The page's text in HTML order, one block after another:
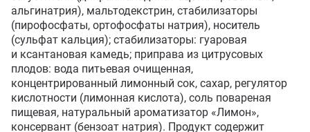
альгинатрия), мальтодекстрин, стабилизаторы
(пирофосфаты, ортофосфаты натрия), носитель
(сульфат кальция); стабилизаторы: гуаровая
и ксантановая камедь; приправа из цитрусовых
плодов: вода питьевая очищенная,
концентрированный лимонный сок, сахар, регулятор
кислотности (лимонная кислота), соль повареная
пищевая, натуральный ароматизатор «Лимон»,
консервант (бензоат натрия). Продукт содержит